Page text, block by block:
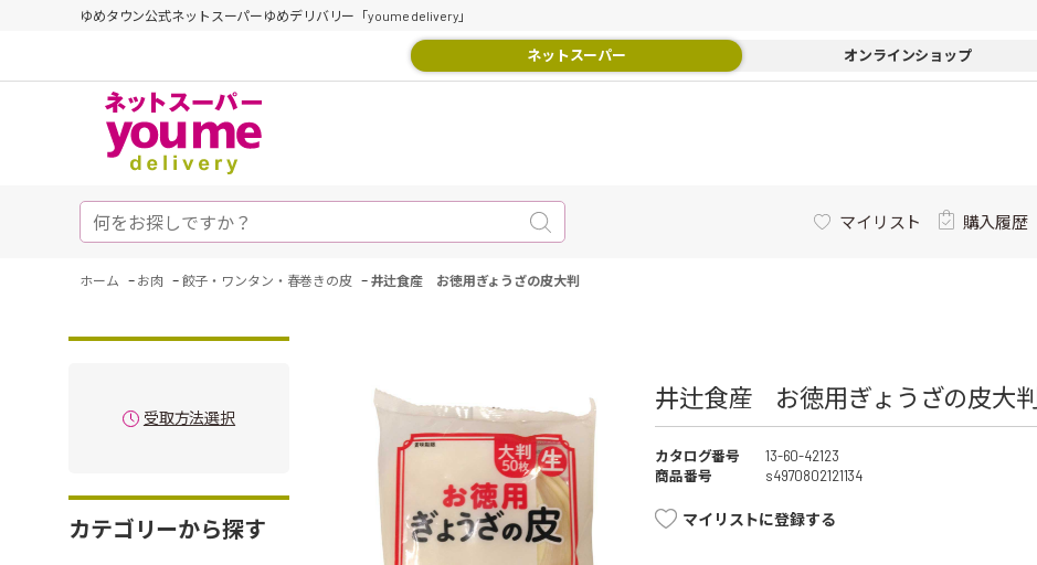
ゆめタウン公式ネットスーパーゆめデリバリー「youme delivery」
ネットスーパー オンラインショップ
マイリスト 購入履歴
ホーム - お肉 - 餃子・ワンタン・春巻きの皮 - 井辻食産 お徳用ぎょうざの皮大判
受取方法選択
カテゴリーから探す
井辻食産 お徳用ぎょうざの皮大
カタログ番号
13-60-42123
商品番号
s4970802121134
マイリストに登録する